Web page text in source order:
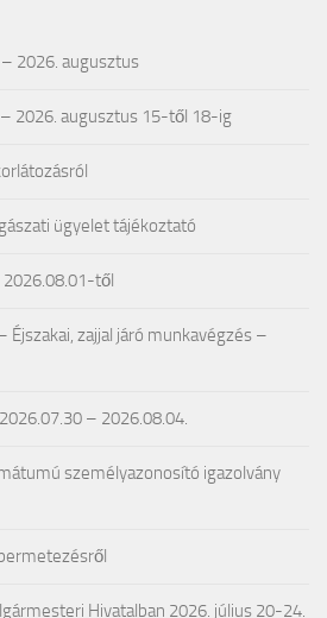
2026. augusztus
2026. augusztus 15-től 18-ig
ügyelet tájékoztató
től
Éjszakai, zajjal járó munkavégzés –
– 2026.08.04.
személyazonosító igazolvány
Hivatalban 2026. július 20-24.